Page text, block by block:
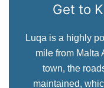
Get to
Luqa is a highly
mile from Malta
town, the
maintained,